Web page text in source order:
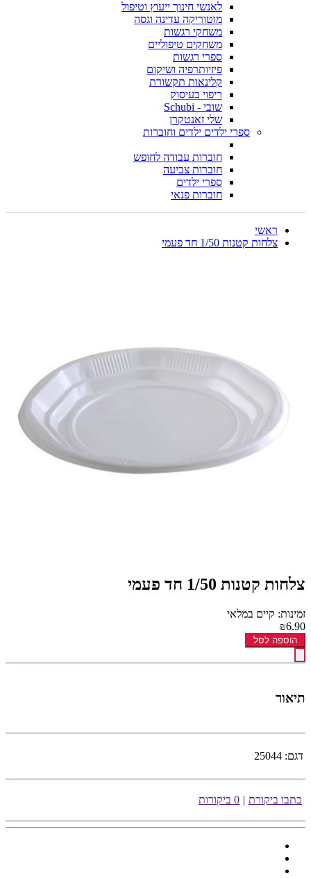
לאנשי חינוך ייעוץ וטיפול
מוטוריקה עדינה וגסה
משחקי רגשות
משחקים טיפוליים
ספרי רגשות
פיזיותרפיה ושיקום
קלינאות תקשורת
ריפוי בעיסוק
שובי - Schubi
שלי זאנטקרן
ספרי ילדים ילדים וחוברות
חוברות עבודה לחופש
חוברות צביעה
ספרי ילדים
חוברות פנאי
ראשי
צלחות קטנות 1/50 חד פעמי
צלחות קטנות 1/50 חד פעמי
זמינות: קיים במלאי
₪6.90
הוספה לסל
תיאור
דגם: 25044
כתבו ביקורת | 0 ביקורות